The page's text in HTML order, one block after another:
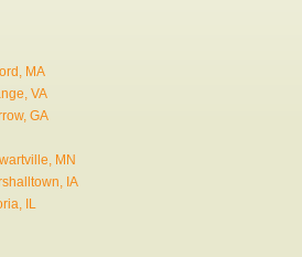
MA
VA
GA
MN
IA
IL